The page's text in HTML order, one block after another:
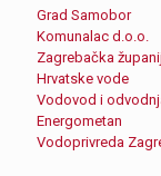
Grad Samobor
Komunalac d.o.o.
Zagrebačka
Hrvatske vode
Vodovod i
Energometan
Vodoprivreda